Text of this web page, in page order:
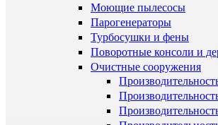
Моющие пылесосы
Парогенераторы
Турбосушки и фены
Поворотные консоли и
Очистные сооружения